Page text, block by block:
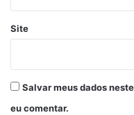
a
g
e
Site
Salvar meus dados
eu comentar.